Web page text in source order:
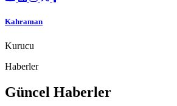
Kahraman
Kurucu
Haberler
Güncel Haberler